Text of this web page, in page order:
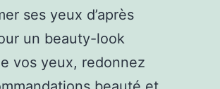
ses yeux d’après
un beauty-look
vos yeux, redonnez